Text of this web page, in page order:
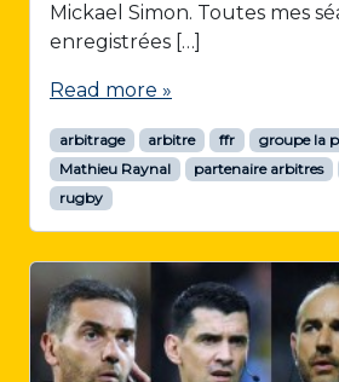
Mickael Simon. Toutes mes
enregistrées […]
Read more »
arbitrage arbitre ffr
groupe la
Mathieu Raynal
partenaire arbitres
rugby